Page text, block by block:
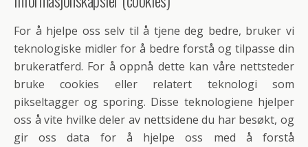
For å hjelpe oss selv til å tjene deg bedre, bruker vi
teknologiske midler for å bedre forstå og tilpasse din
brukeratferd. For å oppnå dette kan våre nettsteder
bruke cookies eller relatert teknologi som
pikseltagger og sporing. Disse teknologiene hjelper
oss å vite hvilke deler av nettsidene du har besøkt, og
gir oss data for å hjelpe oss med å forstå